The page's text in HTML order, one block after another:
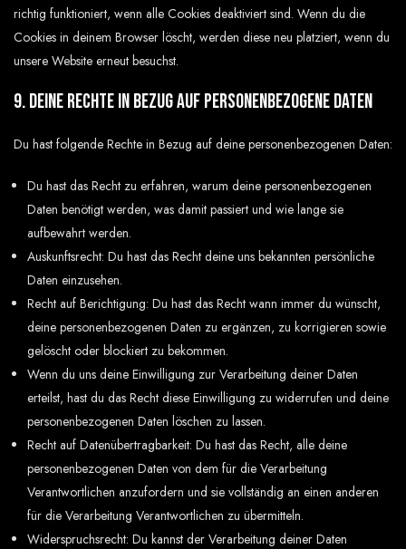
richtig funktioniert, wenn alle Cookies deaktiviert sind. Wenn du die
Cookies in deinem Browser löscht, werden diese neu platziert, wenn du
unsere Website erneut besuchst.
9. Deine Rechte in Bezug auf personenbezogene Daten
Du hast folgende Rechte in Bezug auf deine personenbezogenen Daten:
Du hast das Recht zu erfahren, warum deine personenbezogenen
Daten benötigt werden, was damit passiert und wie lange sie
aufbewahrt werden.
Auskunftsrecht: Du hast das Recht deine uns bekannten persönliche
Daten einzusehen.
Recht auf Berichtigung: Du hast das Recht wann immer du wünscht,
deine personenbezogenen Daten zu ergänzen, zu korrigieren sowie
gelöscht oder blockiert zu bekommen.
Wenn du uns deine Einwilligung zur Verarbeitung deiner Daten
erteilst, hast du das Recht diese Einwilligung zu widerrufen und deine
personenbezogenen Daten löschen zu lassen.
Recht auf Datenübertragbarkeit: Du hast das Recht, alle deine
personenbezogenen Daten von dem für die Verarbeitung
Verantwortlichen anzufordern und sie vollständig an einen anderen
für die Verarbeitung Verantwortlichen zu übermitteln.
Widerspruchsrecht: Du kannst der Verarbeitung deiner Daten